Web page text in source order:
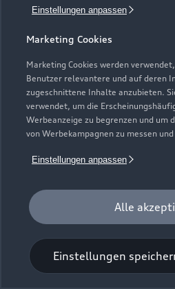
Einstellungen anpassen
Marketing Cookies
Marketing Cookies werden
Benutzer relevantere und auf deren
zugeschnittene Inhalte anzubieten.
verwendet, um die
Werbeanzeige zu begrenzen und um
von Werbekampagnen zu messen
Einstellungen anpassen
Alle
Einstellungen
Universal-
Für einen glänzenden
Zur Audi Shopping World